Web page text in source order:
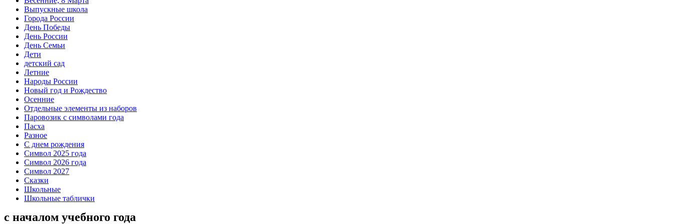
Выпускные школа
Города России
День Победы
День России
День Семьи
Дети
детский сад
Летние
Народы России
Новый год и Рождество
Осенние
Отдельные элементы из наборов
Паровозик с символами года
Пасха
Разное
С днем рождения
Символ 2025 года
Символ 2026 года
Символ 2027
Сказки
Школьные
Школьные таблички
с началом учебного года